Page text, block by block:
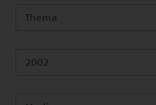
Thema
2002